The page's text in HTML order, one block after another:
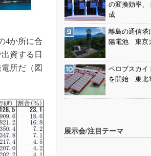
4か所に合
資する日
所だ（図
の変換効率、
成
離島の通信塔
陽電池 東京
ペロブスカイ
を開始 東北
展示会/注目テーマ